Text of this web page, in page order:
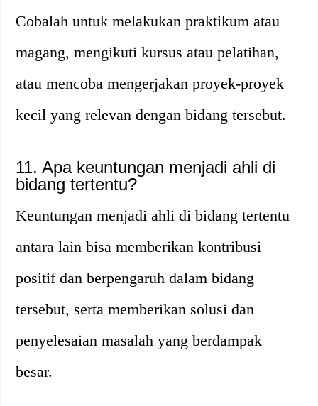
Cobalah untuk melakukan praktikum atau
magang, mengikuti kursus atau pelatihan,
atau mencoba mengerjakan proyek-proyek
kecil yang relevan dengan bidang tersebut.
11. Apa keuntungan menjadi ahli di
bidang tertentu?
Keuntungan menjadi ahli di bidang tertentu
antara lain bisa memberikan kontribusi
positif dan berpengaruh dalam bidang
tersebut, serta memberikan solusi dan
penyelesaian masalah yang berdampak
besar.